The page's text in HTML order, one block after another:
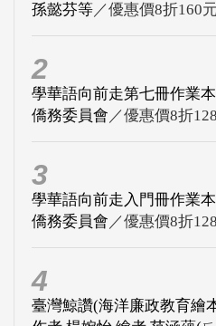
孫懿芬等／優惠價8折160元
2
學華語向前走第七冊作業
僑務委員會 ／優惠價8折
3
學華語向前走入門冊作業
僑務委員會 ／優惠價8折
4
臺灣鯨讚(海洋廉政教育繪